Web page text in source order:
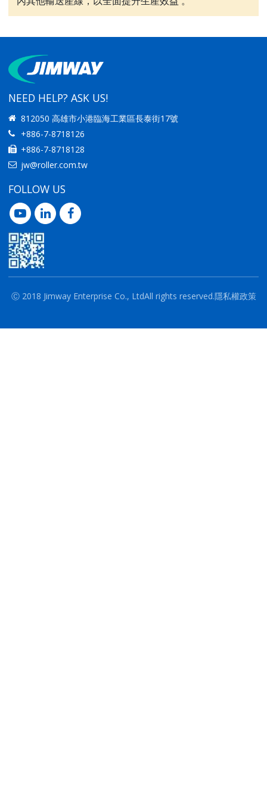
NEED HELP? ASK US!
812050 高雄市小港臨海工業區長泰街17號
+886-7-8718126
+886-7-8718128
jw@roller.com.tw
FOLLOW US
Ⓒ 2018 Jimway Enterprise Co., LtdAll rights reserved.隱私權政策